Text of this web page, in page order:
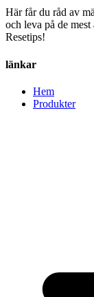
Här får du råd av
och leva på de
Resetips!
länkar
Hem
Produkter